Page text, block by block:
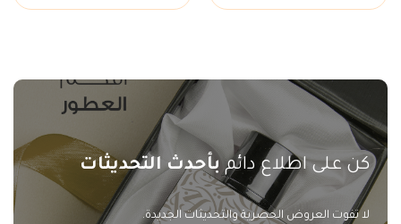
كن على اطلاع دائمبأحدث التحديثات
لا تفوت العروض الحصرية والتحديثات الجديدة.